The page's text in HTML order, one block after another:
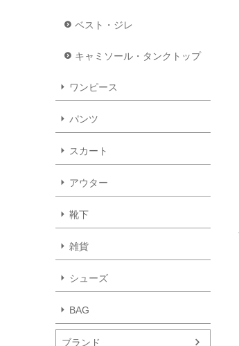
ベスト・ジレ
キャミソール・タンクトップ
ワンピース
パンツ
スカート
アウター
靴下
雑貨
シューズ
BAG
ブランド